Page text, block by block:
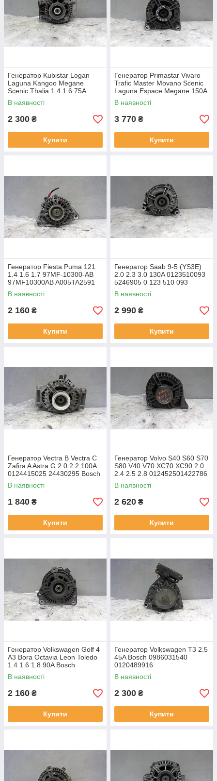
Генератор Kubistar Logan
Laguna Kangoo Megane
Scenic Thalia 1.4 1.6 75A
A11VI94 2541980A
7700422237
В наявності
2 300 ₴
Купити
Генератор Primastar Vivaro
Trafic Master Movano Scenic
Laguna Espace Megane 150A
Bosch 0124525133
8200692868
В наявності
3 770 ₴
Купити
Генератор Fiesta Puma 121
1.4 1.6 1.7 97MF-10300-AB
97MF10300AB A005TA2591
70A T9VUA
В наявності
2 160 ₴
Купити
Генератор Saab 9-5 (YS3E)
2.0 2.3 3.0 130A 0123510093
5246905 0 123 510 093
В наявності
2 990 ₴
Купити
Генератор Vectra B Vectra C
Zafira A Astra G 2.0 2.2 100A
0124415025 24430295 Bosch
В наявності
1 840 ₴
Купити
Генератор Volvo S40 S60 S70
S80 V40 V70 XC70 XC90 2.0
2.4 2.5 2.8 012452501422786
100A bosch
В наявності
2 620 ₴
Купити
Генератор Volkswagen Golf 4
A3 Bora Octavia Leon Toledo
1.4 1.6 1.8 90A Bosch
0123320034 VAG
037903025C
В наявності
2 160 ₴
Купити
Генератор Volkswagen T3 2.5
45A Bosch 0986031540
0120489916
В наявності
2 300 ₴
Купити